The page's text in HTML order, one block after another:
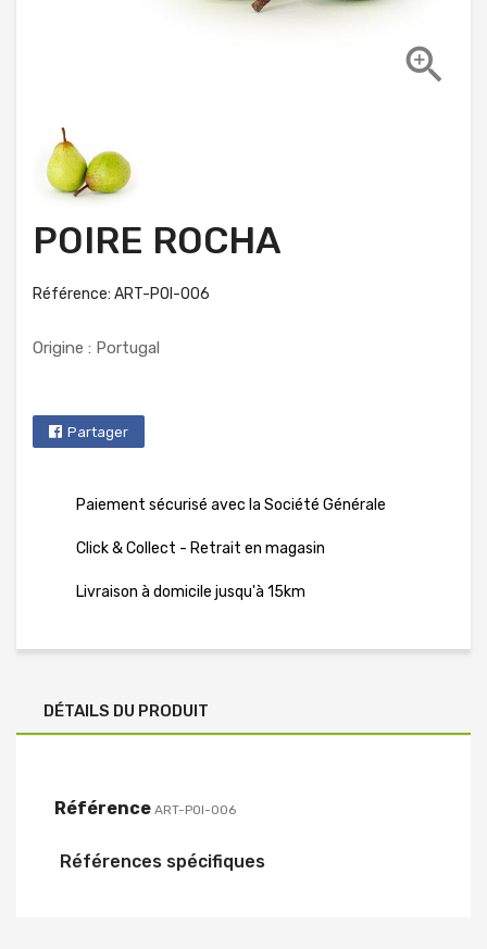

POIRE ROCHA
Référence: ART-POI-006
Origine : Portugal
Partager
Paiement sécurisé avec la Société Générale
Click & Collect - Retrait en magasin
Livraison à domicile jusqu'à 15km
DÉTAILS DU PRODUIT
Référence ART-POI-006
Références spécifiques